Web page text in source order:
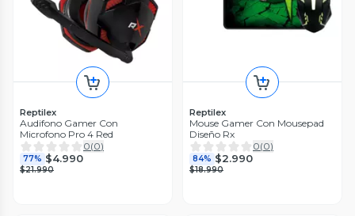
Reptilex
Audifono Gamer Con
Microfono Pro 4 Red
0(0)
77% $4.990
$21.990
Reptilex
Mouse Gamer Con Mousepad
Diseño Rx
0(0)
84% $2.990
$18.990